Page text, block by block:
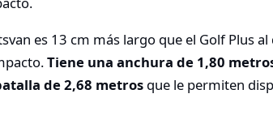
es 13 cm más largo que el Golf Plus al
Tiene una anchura de 1,80
de 2,68 metros que le permiten